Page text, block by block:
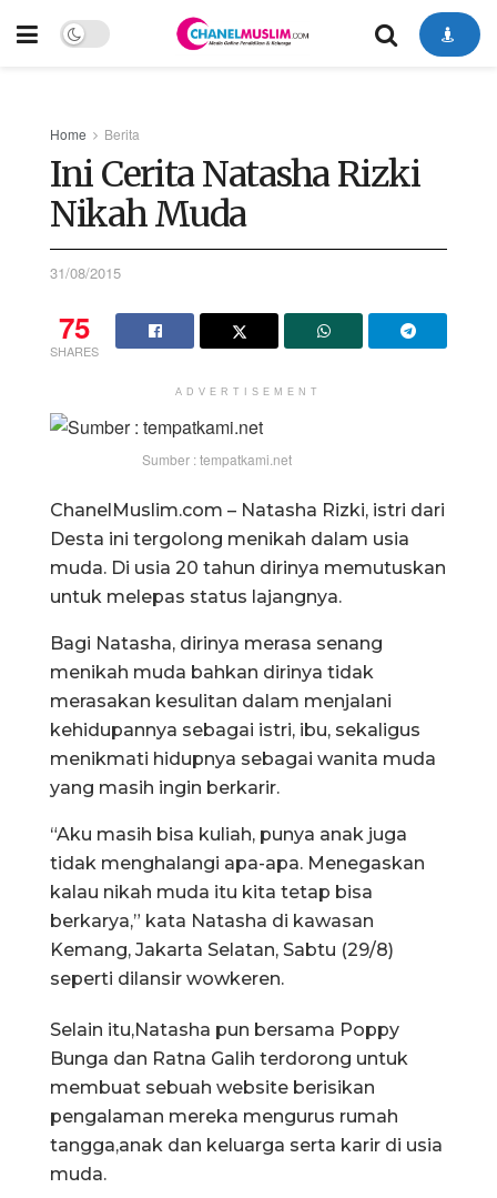
Home Berita
Ini Cerita Natasha Rizki
Nikah Muda
31/08/2015
75
SHARES
ADVERTISEMENT
Sumber : tempatkami.net
ChanelMuslim.com – Natasha Rizki, istri dari
Desta ini tergolong menikah dalam usia
muda. Di usia 20 tahun dirinya memutuskan
untuk melepas status lajangnya.
Bagi Natasha, dirinya merasa senang
menikah muda bahkan dirinya tidak
merasakan kesulitan dalam menjalani
kehidupannya sebagai istri, ibu, sekaligus
menikmati hidupnya sebagai wanita muda
yang masih ingin berkarir.
“Aku masih bisa kuliah, punya anak juga
tidak menghalangi apa-apa. Menegaskan
kalau nikah muda itu kita tetap bisa
berkarya,” kata Natasha di kawasan
Kemang, Jakarta Selatan, Sabtu (29/8)
seperti dilansir wowkeren.
Selain itu,Natasha pun bersama Poppy
Bunga dan Ratna Galih terdorong untuk
membuat sebuah website berisikan
pengalaman mereka mengurus rumah
tangga,anak dan keluarga serta karir di usia
muda.